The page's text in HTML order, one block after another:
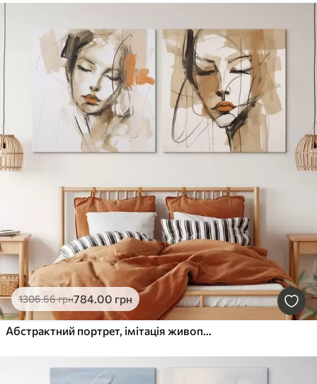
1306.66грн784.00 грн
Абстрактний портрет, імітація живопису